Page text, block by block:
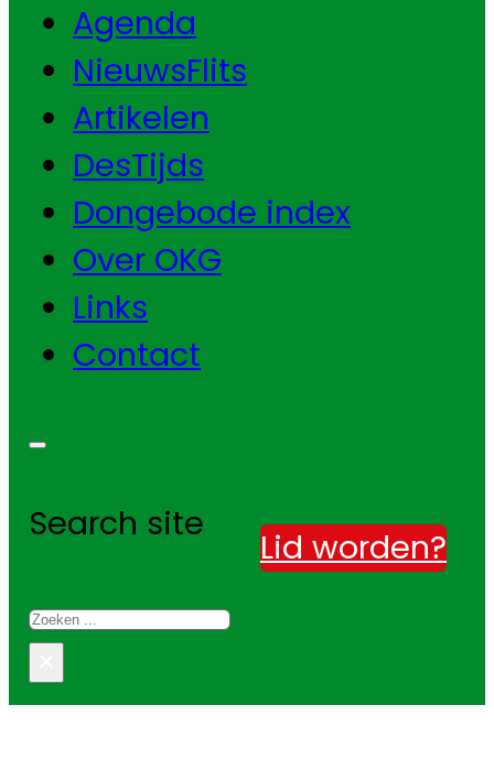
Agenda
NieuwsFlits
Artikelen
DesTijds
Dongebode index
Over OKG
Links
Contact
Search site
Zoeken
Lid worden?